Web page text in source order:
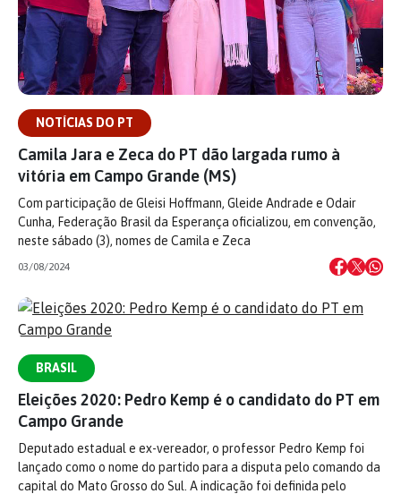
NOTÍCIAS DO PT
Camila Jara e Zeca do PT dão largada rumo à
vitória em Campo Grande (MS)
Com participação de Gleisi Hoffmann, Gleide Andrade e Odair
Cunha, Federação Brasil da Esperança oficializou, em convenção,
neste sábado (3), nomes de Camila e Zeca
03/08/2024
BRASIL
Eleições 2020: Pedro Kemp é o candidato do PT em
Campo Grande
Deputado estadual e ex-vereador, o professor Pedro Kemp foi
lançado como o nome do partido para a disputa pelo comando da
capital do Mato Grosso do Sul. A indicação foi definida pelo